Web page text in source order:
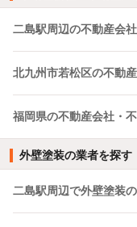
二島駅周辺の不動産会
北九州市若松区の不動
福岡県の不動産会社・
外壁塗装の業者を探す
二島駅周辺で外壁塗装